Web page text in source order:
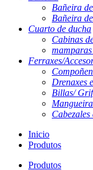
Bañeira
Bañeira
Cuarto de ducha
Cabinas
Ferraxes/
Drenaxes
Billas/
Inicio
Produtos
Produtos